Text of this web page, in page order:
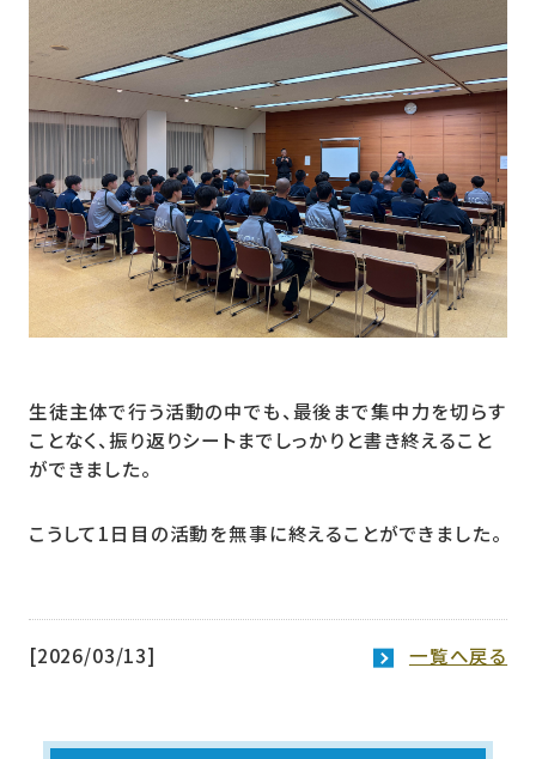
生徒主体で行う活動の中でも、最後まで集中力を切らす
ことなく、振り返りシートまでしっかりと書き終えること
ができました。
こうして1日目の活動を無事に終えることができました。
[2026/03/13] 一覧へ戻る